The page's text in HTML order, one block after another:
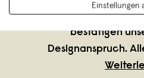
internationale
bestätigen
Designanspruch.
Einstellungen